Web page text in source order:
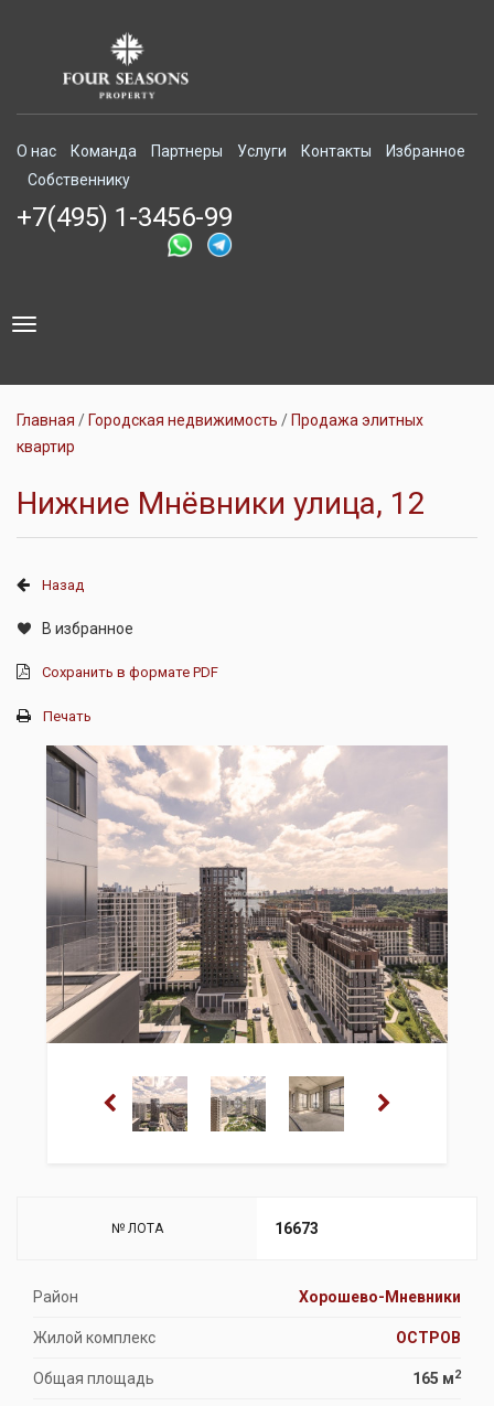
О нас Команда Партнеры Услуги Контакты
Избранное
Собственнику
+7(495) 1-3456-99
Toggle
Главная Городская недвижимость
Продажа элитных
квартир
Нижние Мнёвники улица, 12
Назад
В избранное
Сохранить в формате PDF
Печать
№ ЛОТА 16673
Район Хорошево-Мневники
Жилой комплекс ОСТРОВ
Общая площадь 165 м2